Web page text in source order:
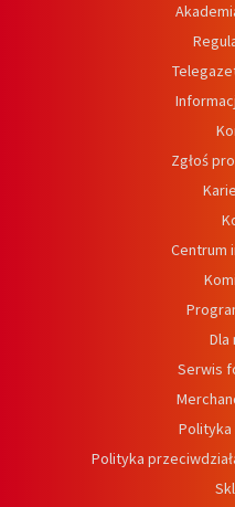
Zgłoś
Centrum
Dla
Serwis
Polityka
Polityka